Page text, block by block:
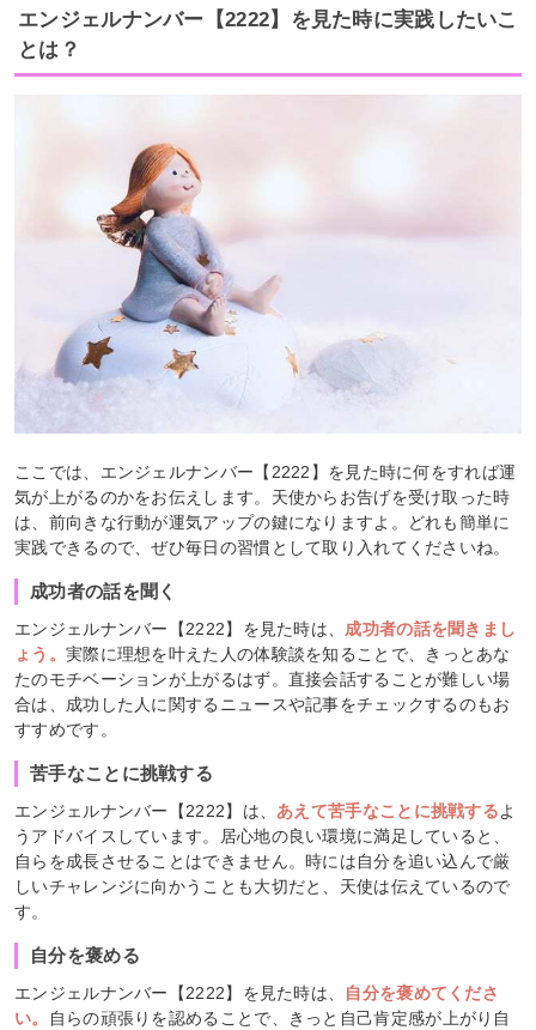
エンジェルナンバー【2222】を見た時に実践したいこ
とは？
ここでは、エンジェルナンバー【2222】を見た時に何をすれば運
気が上がるのかをお伝えします。天使からお告げを受け取った時
は、前向きな行動が運気アップの鍵になりますよ。どれも簡単に
実践できるので、ぜひ毎日の習慣として取り入れてくださいね。
成功者の話を聞く
エンジェルナンバー【2222】を見た時は、 成功者の話を聞きまし
ょう。 実際に理想を叶えた人の体験談を知ることで、きっとあな
たのモチベーションが上がるはず。直接会話することが難しい場
合は、成功した人に関するニュースや記事をチェックするのもお
すすめです。
苦手なことに挑戦する
エンジェルナンバー【2222】は、 あえて苦手なことに挑戦するよ
うアドバイスしています。居心地の良い環境に満足していると、
自らを成長させることはできません。時には自分を追い込んで厳
しいチャレンジに向かうことも大切だと、天使は伝えているので
す。
自分を褒める
エンジェルナンバー【2222】を見た時は、
自分を褒めてくださ
い。
自らの頑張りを認めることで、きっと自己肯定感が上がり自